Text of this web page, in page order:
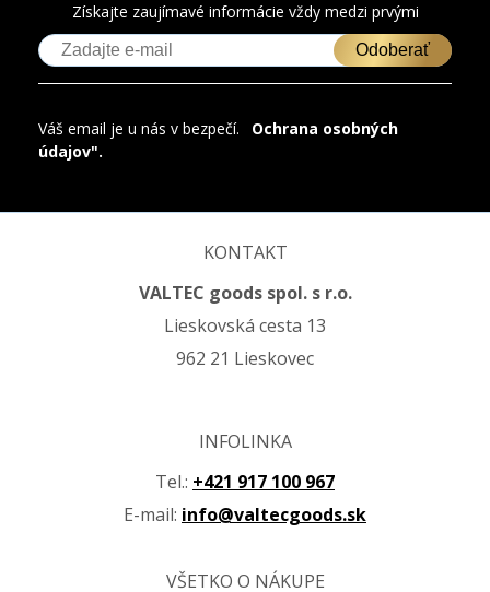
Získajte zaujímavé informácie vždy medzi prvými
Odoberať
Váš email je u nás v bezpečí.
Ochrana osobných
údajov".
KONTAKT
VALTEC goods spol. s r.o.
Lieskovská cesta 13
962 21 Lieskovec
INFOLINKA
Tel.: +421 917 100 967
E-mail: info@valtecgoods.sk
VŠETKO O NÁKUPE